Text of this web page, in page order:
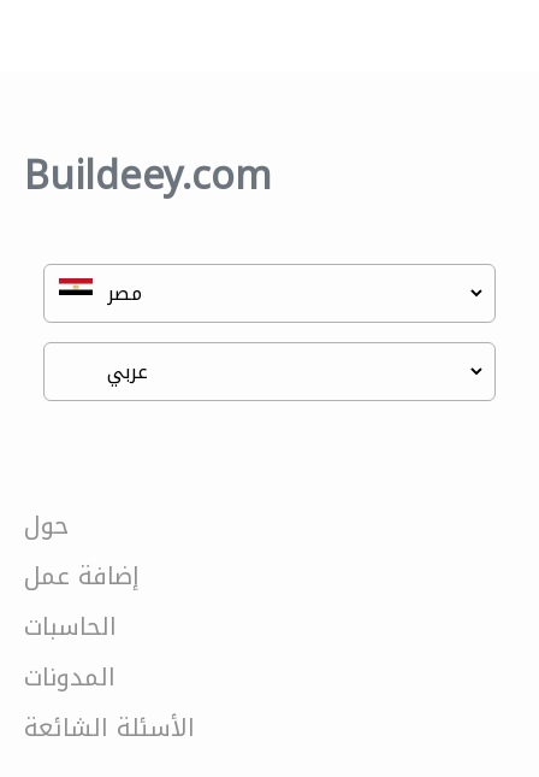
Buildeey.com
حول
إضافة عمل
الحاسبات
المدونات
الأسئلة الشائعة